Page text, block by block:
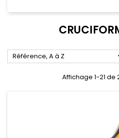
Référence, A à Z
Affichage 1-21